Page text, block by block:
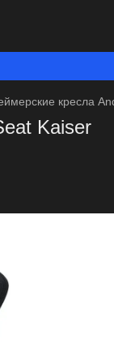
кресла
Kaiser